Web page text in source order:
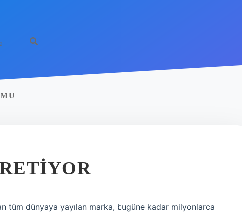
tüm dünyaya yayılan marka, bugüne kadar milyonlarca